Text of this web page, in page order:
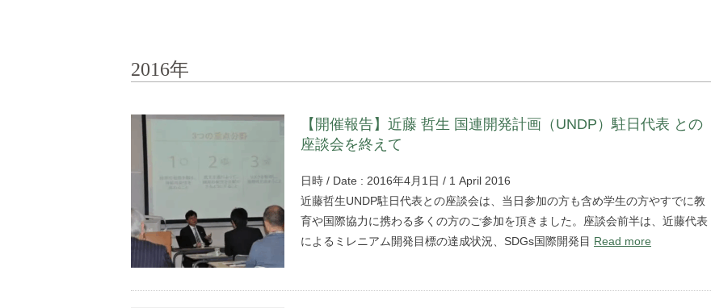
2016年
【開催報告】近藤 哲生 国連開発計画（UNDP）駐日代表 との
座談会を終えて
日時 / Date : 2016年4月1日 / 1 April 2016
近藤哲生UNDP駐日代表との座談会は、当日参加の方も含め学生の方やすでに教
育や国際協力に携わる多くの方のご参加を頂きました。座談会前半は、近藤代表
によるミレニアム開発目標の達成状況、SDGs国際開発目 Read more